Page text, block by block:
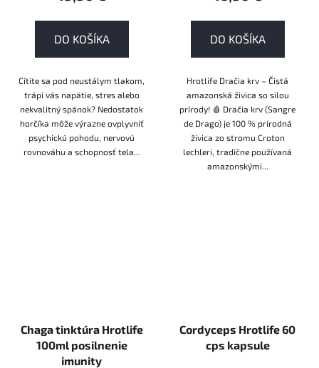
DO KOŠÍKA
Cítite sa pod neustálym tlakom,
trápi vás napätie, stres alebo
nekvalitný spánok? Nedostatok
horčíka môže výrazne ovplyvniť
psychickú pohodu, nervovú
rovnováhu a schopnosť tela...
DO KOŠÍKA
Hrotlife Dračia krv – Čistá
amazonská živica so silou
prírody! 🩸 Dračia krv (Sangre
de Drago) je 100 % prírodná
živica zo stromu Croton
lechleri, tradične používaná
amazonskými...
Chaga tinktúra Hrotlife
100ml posilnenie
imunity
Cordyceps Hrotlife 60
cps kapsule